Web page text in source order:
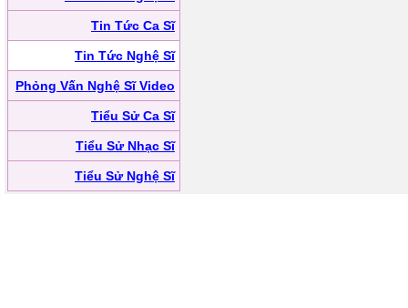
Tin Tức Ca Sĩ
Tin Tức Nghệ Sĩ
Phỏng Vấn Nghệ Sĩ Video
Tiểu Sử Ca Sĩ
Tiểu Sử Nhạc Sĩ
Tiểu Sử Nghệ Sĩ